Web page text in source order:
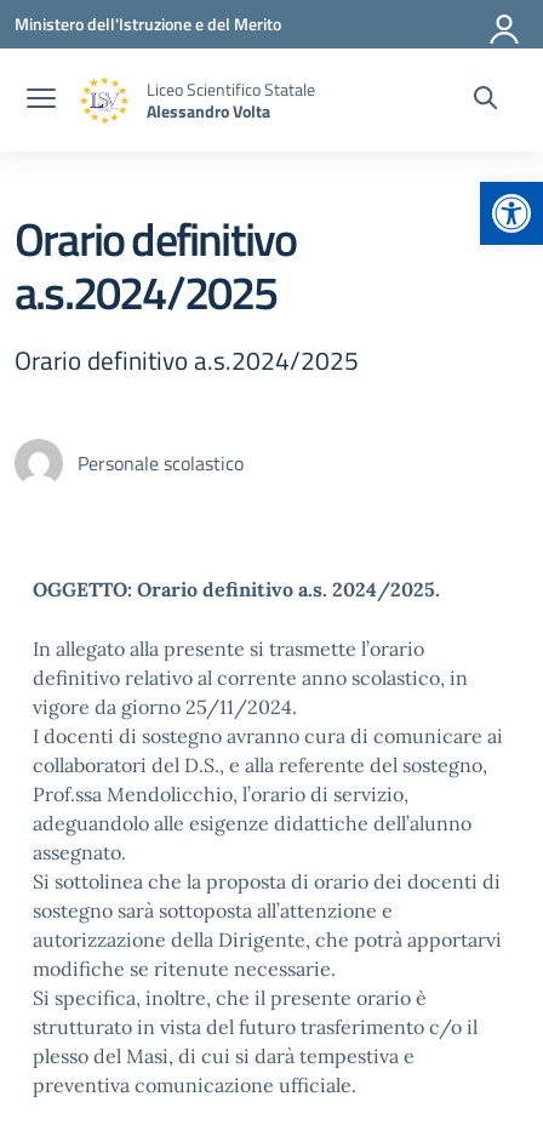
Vai ai contenuti
Vai al menu di navigazione
Vai al footer
Ministero dell'Istruzione e del Merito
Liceo Scientifico Statale
Alessandro Volta
Orario definitivo
a.s.2024/2025
Orario definitivo a.s.2024/2025
Personale scolastico
OGGETTO: Orario definitivo a.s. 2024/2025.
In allegato alla presente si trasmette l’orario
definitivo relativo al corrente anno scolastico, in
vigore da giorno 25/11/2024.
I docenti di sostegno avranno cura di comunicare ai
collaboratori del D.S., e alla referente del sostegno,
Prof.ssa Mendolicchio, l’orario di servizio,
adeguandolo alle esigenze didattiche dell’alunno
assegnato.
Si sottolinea che la proposta di orario dei docenti di
sostegno sarà sottoposta all’attenzione e
autorizzazione della Dirigente, che potrà apportarvi
modifiche se ritenute necessarie.
Si specifica, inoltre, che il presente orario è
strutturato in vista del futuro trasferimento c/o il
plesso del Masi, di cui si darà tempestiva e
preventiva comunicazione ufficiale.